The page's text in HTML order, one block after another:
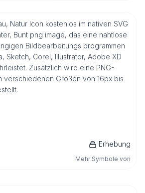
Natur Icon kostenlos im nativen SVG
Bunt png image, das eine nahtlose
Bildbearbeitungs programmen
Sketch, Corel, Illustrator, Adobe XD
Zusätzlich wird eine PNG-
verschiedenen Größen von 16px bis
Erhebung
Mehr Symbole von